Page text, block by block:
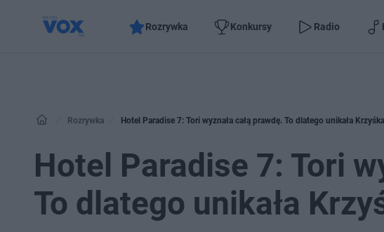
Rozrywka Konkursy Radio
Rozrywka Hotel Paradise 7: Tori wyznała całą prawdę. To dlatego unikała Krzyśka
Hotel Paradise 7: Tori
To dlatego unikała